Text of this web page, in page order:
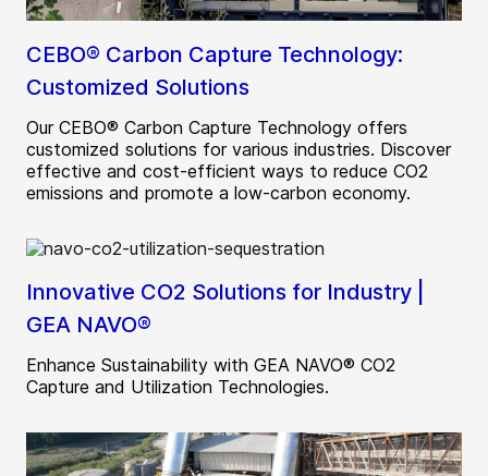
CEBO® Carbon Capture Technology:
Customized Solutions
Our CEBO® Carbon Capture Technology offers
customized solutions for various industries. Discover
effective and cost-efficient ways to reduce CO2
emissions and promote a low-carbon economy.
Innovative CO2 Solutions for Industry |
GEA NAVO®
Enhance Sustainability with GEA NAVO® CO2
Capture and Utilization Technologies.